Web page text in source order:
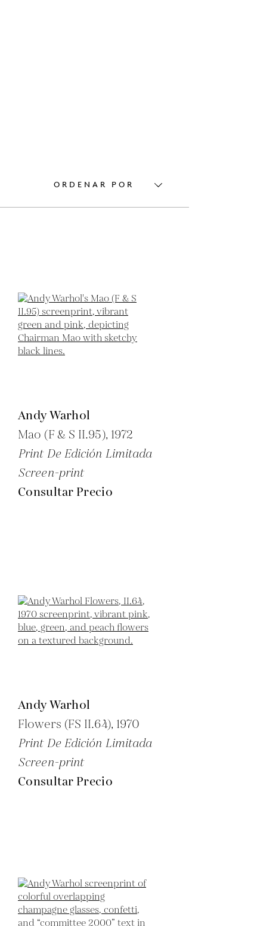
ORDENAR POR
Andy Warhol
Mao (F & S II.95), 1972
Print De Edición Limitada
Screen-print
Consultar Precio
Andy Warhol
Flowers (FS II.64), 1970
Print De Edición Limitada
Screen-print
Consultar Precio